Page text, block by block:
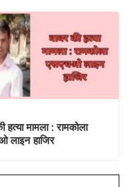
हत्या मामला : रामकोला
लाइन हाजिर